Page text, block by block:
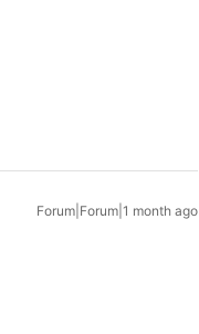
Forum|Forum|1 month ago